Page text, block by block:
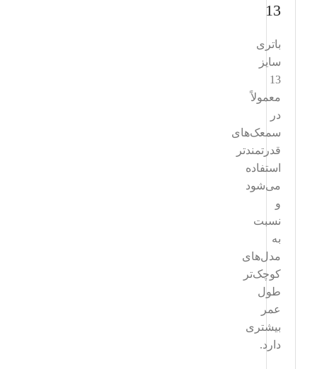
13
باتری
سایز
13
معمولاً
در
سمعک‌های
قدرتمندتر
استفاده
می‌شود
و
نسبت
به
مدل‌های
کوچک‌تر
طول
عمر
بیشتری
دارد.